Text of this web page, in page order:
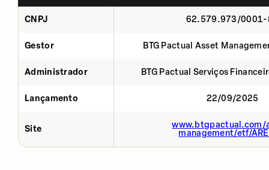
CNPJ 62.579.973/0001-
Gestor BTG Pactual Asset
Administrador BTG Pactual Serviços
Lançamento 22/09/2025
Site
www.btgpactual.com/
management/etf/